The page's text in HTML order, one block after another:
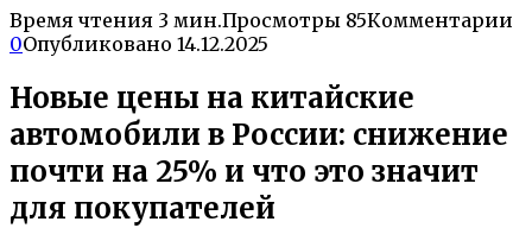
Время чтения 3 мин.Просмотры 85Комментарии
0Опубликовано 14.12.2025
Новые цены на китайские
автомобили в России: снижение
почти на 25% и что это значит
для покупателей